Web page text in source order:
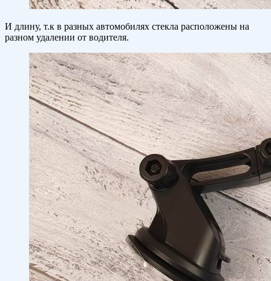
И длину, т.к в разных автомобилях стекла расположены на
разном удалении от водителя.